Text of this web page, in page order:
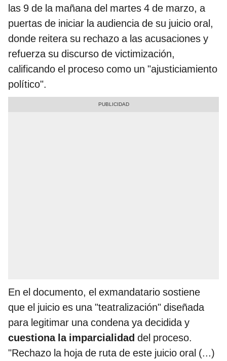
las 9 de la mañana del martes 4 de marzo, a
puertas de iniciar la audiencia de su juicio oral,
donde reitera su rechazo a las acusaciones y
refuerza su discurso de victimización,
calificando el proceso como un "ajusticiamiento
político".
En el documento, el exmandatario sostiene
que el juicio es una "teatralización" diseñada
para legitimar una condena ya decidida y
cuestiona la imparcialidad del proceso.
"Rechazo la hoja de ruta de este juicio oral (...)